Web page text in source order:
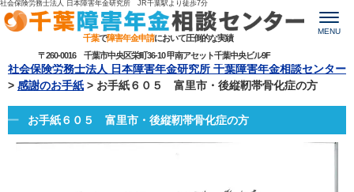
社会保険労務士法人 日本障害年金研究所 JR千葉駅より 徒歩7分
千葉で障害年金申請において圧倒的な実績
〒260-0016 千葉市中央区栄町36-10 甲南アセット千葉中央ビル9F
MENU
社会保険労務士法人 日本障害年金研究所 千葉障害年金相談センター
> 感謝のお手紙 > お手紙６０５ 富里市・後縦靭帯骨化症の方
お手紙６０５ 富里市・後縦靭帯骨化症の方